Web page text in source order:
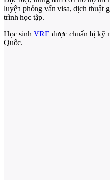
luyện phỏng vấn visa, dịch thuật
trình học tập.
Học sinh VRE được chuẩn bị kỹ
Quốc.